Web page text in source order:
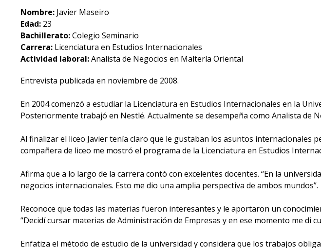
Nombre: Javier Maseiro
Edad: 23
Bachillerato:Colegio Seminario
Carrera: Licenciatura en Estudios Internacionales
Actividad laboral:Analista de Negocios en Maltería Oriental
Entrevista publicada en noviembre de 2008.
En 2004 comenzó a estudiar la Licenciatura en Estudios Internacionales en la
Posteriormente trabajó en Nestlé. Actualmente se desempeña como Analista de
Al finalizar el liceo Javier tenía claro que le gustaban los asuntos internacionales
compañera de liceo me mostró el programa de la Licenciatura en Estudios
Afirma que a lo largo de la carrera contó con excelentes docentes. “En la
negocios internacionales. Esto me dio una amplia perspectiva de ambos mundos”.
Reconoce que todas las materias fueron interesantes y le aportaron un
“Decidí cursar materias de Administración de Empresas y en ese momento me di
Enfatiza el método de estudio de la universidad y considera que los trabajos